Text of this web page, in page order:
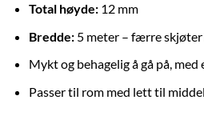
Total høyde:12 mm
Bredde:5 meter – færre skjøter
Mykt og behagelig å gå på,
Passer til rom med lett til